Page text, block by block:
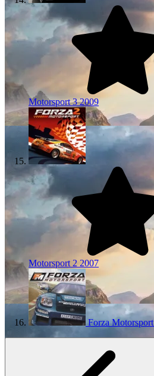
Motorsport 32009
Motorsport 2 2007
Forza Motorsport